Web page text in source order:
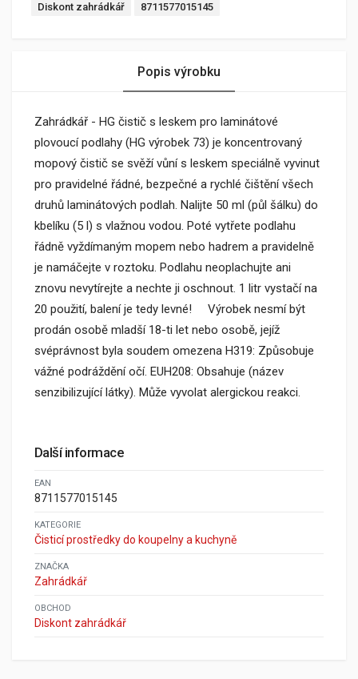
Diskont zahrádkář
8711577015145
Popis výrobku
Zahrádkář - HG čistič s leskem pro laminátové
plovoucí podlahy (HG výrobek 73) je koncentrovaný
mopový čistič se svěží vůní s leskem speciálně vyvinut
pro pravidelné řádné, bezpečné a rychlé čištění všech
druhů laminátových podlah. Nalijte 50 ml (půl šálku) do
kbelíku (5 l) s vlažnou vodou. Poté vytřete podlahu
řádně vyždímaným mopem nebo hadrem a pravidelně
je namáčejte v roztoku. Podlahu neoplachujte ani
znovu nevytírejte a nechte ji oschnout. 1 litr vystačí na
20 použití, balení je tedy levné! Výrobek nesmí být
prodán osobě mladší 18-ti let nebo osobě, jejíž
svéprávnost byla soudem omezena H319: Způsobuje
vážné podráždění očí. EUH208: Obsahuje (název
senzibilizující látky). Může vyvolat alergickou reakci.
Další informace
EAN
8711577015145
KATEGORIE
Čisticí prostředky do koupelny a kuchyně
ZNAČKA
Zahrádkář
OBCHOD
Diskont zahrádkář